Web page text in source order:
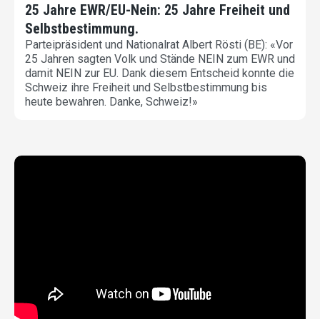
25 Jahre EWR/EU-Nein: 25 Jahre Freiheit und
Selbstbestimmung.
Parteipräsident und Nationalrat Albert Rösti (BE): «Vor
25 Jahren sagten Volk und Stände NEIN zum EWR und
damit NEIN zur EU. Dank diesem Entscheid konnte die
Schweiz ihre Freiheit und Selbstbestimmung bis
heute bewahren. Danke, Schweiz!»